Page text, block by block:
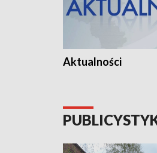
Aktualności